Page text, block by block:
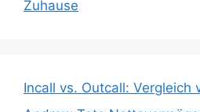
Zuhause
Incall vs. Outcall: Vergleich